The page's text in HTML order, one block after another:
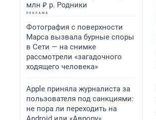
млн ₽ р. Родники
Фотография с поверхности
Марса вызвала бурные споры
в Сети — на снимке
рассмотрели «загадочного
ходящего человека»
Apple приняла журналиста за
пользователя под санкциями:
не пора ли переходить на